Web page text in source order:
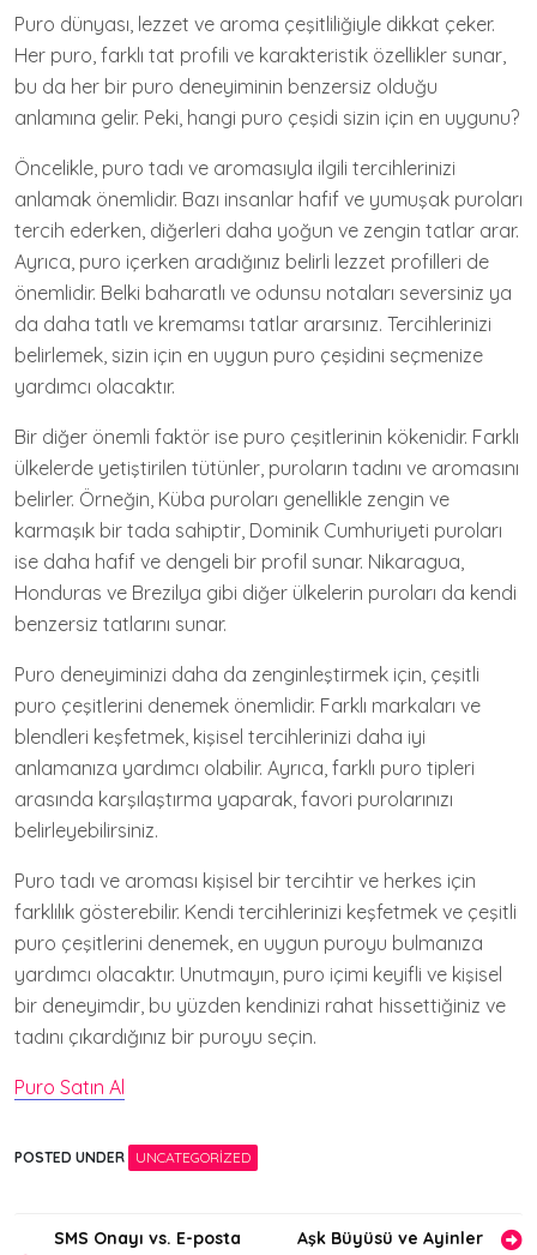
Puro dünyası, lezzet ve aroma çeşitliliğiyle dikkat çeker.
Her puro, farklı tat profili ve karakteristik özellikler sunar,
bu da her bir puro deneyiminin benzersiz olduğu
anlamına gelir. Peki, hangi puro çeşidi sizin için en uygunu?
Öncelikle, puro tadı ve aromasıyla ilgili tercihlerinizi
anlamak önemlidir. Bazı insanlar hafif ve yumuşak puroları
tercih ederken, diğerleri daha yoğun ve zengin tatlar arar.
Ayrıca, puro içerken aradığınız belirli lezzet profilleri de
önemlidir. Belki baharatlı ve odunsu notaları seversiniz ya
da daha tatlı ve kremamsı tatlar ararsınız. Tercihlerinizi
belirlemek, sizin için en uygun puro çeşidini seçmenize
yardımcı olacaktır.
Bir diğer önemli faktör ise puro çeşitlerinin kökenidir. Farklı
ülkelerde yetiştirilen tütünler, puroların tadını ve aromasını
belirler. Örneğin, Küba puroları genellikle zengin ve
karmaşık bir tada sahiptir, Dominik Cumhuriyeti puroları
ise daha hafif ve dengeli bir profil sunar. Nikaragua,
Honduras ve Brezilya gibi diğer ülkelerin puroları da kendi
benzersiz tatlarını sunar.
Puro deneyiminizi daha da zenginleştirmek için, çeşitli
puro çeşitlerini denemek önemlidir. Farklı markaları ve
blendleri keşfetmek, kişisel tercihlerinizi daha iyi
anlamanıza yardımcı olabilir. Ayrıca, farklı puro tipleri
arasında karşılaştırma yaparak, favori purolarınızı
belirleyebilirsiniz.
Puro tadı ve aroması kişisel bir tercihtir ve herkes için
farklılık gösterebilir. Kendi tercihlerinizi keşfetmek ve çeşitli
puro çeşitlerini denemek, en uygun puroyu bulmanıza
yardımcı olacaktır. Unutmayın, puro içimi keyifli ve kişisel
bir deneyimdir, bu yüzden kendinizi rahat hissettiğiniz ve
tadını çıkardığınız bir puroyu seçin.
Puro Satın Al
POSTED UNDER UNCATEGORIZED
YazıSMS Onayı vs. E-posta
Aşk Büyüsü ve Ayinler